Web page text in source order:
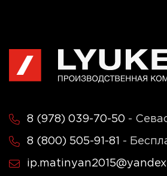
8 (978) 039-70-50 -
8 (800) 505-91-81 -